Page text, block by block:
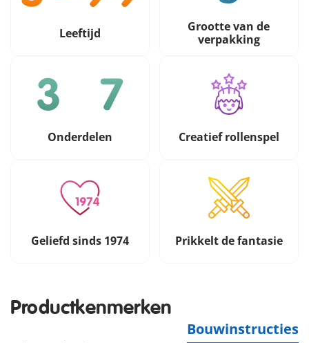
Leeftijd
Grootte van de
verpakking
Onderdelen Creatief rollenspel
Geliefd sinds 1974 Prikkelt de fantasie
Productkenmerken
Bouwinstructies